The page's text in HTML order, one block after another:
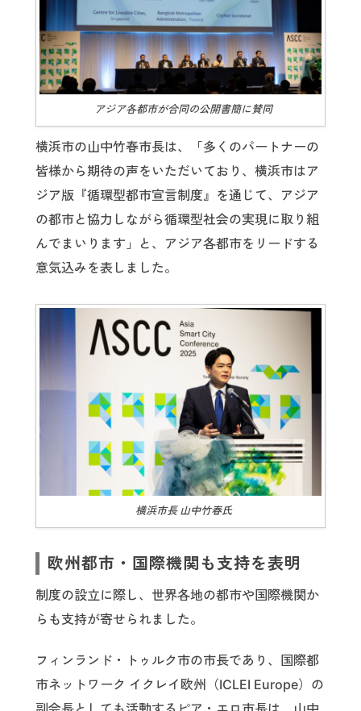
アジア各都市が合同の公開書簡に賛同
横浜市の山中竹春市長は、「多くのパートナーの
皆様から期待の声をいただいており、横浜市はア
ジア版『循環型都市宣言制度』を通じて、アジア
の都市と協力しながら循環型社会の実現に取り組
んでまいります」と、アジア各都市をリードする
意気込みを表しました。
横浜市長 山中竹春氏
欧州都市・国際機関も支持を表明
制度の設立に際し、世界各地の都市や国際機関か
らも支持が寄せられました。
フィンランド・トゥルク市の市長であり、国際都
市ネットワーク イクレイ欧州（ICLEI Europe）の